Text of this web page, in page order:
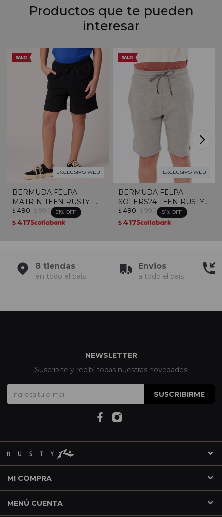
Productos que te pueden
interesar
EXCLUSIVO WEB
BERMUDA FELPA
MATRIN TEEN RUSTY -
Negro
$ 490 $ 990 51
$ 417
EXCLUSIVO WEB
BERMUDA FELPA
SOLERS24 TEEN RUSTY -
Gris Claro
$ 490 $ 990 51
$ 417
8 tiendas
en todo el pais
Envios
a todo el país
MI COMPRA
MENÚ CUENTA
NEWSLETTER
¡Suscribite y recibí todas nuestras novedades!
SUSCRIBIRME